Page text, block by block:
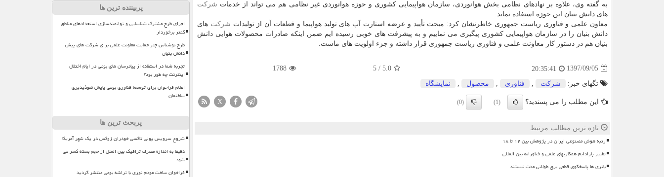
به گفته وی، علاوه بر نهادهای نظامی بخش هوانوردی، سازمان هواپیمایی كشوری و حوزه هوانوردی غیر نظامی هم می تواند از خدمات شركت
های دانش بنیان این حوزه استفاده نماید.
معاون علمی و فناوری ریاست جمهوری خاطرنشان كرد: مبحث تأیید و عرضه استارت آپ های تولید هواپیما و قطعات آن از تولیدات شركت های
دانش بنیان را در سازمان هواپیمایی كشوری پیگیری می نماییم و به پیشرفت های خوبی رسیده ایم ضمن اینكه صادرات محصولات هوایی دانش
بنیان هم در دستور كار معاونت علمی و فناوری ریاست جمهوری قرار داشته و جزء اولویت های ماست.
1397/09/05
20:35:41
5.0
/
5
1788
تگهای خبر: شركت فناوری محصول نمایشگاه
این مطلب را می پسندید؟ (1)
(0)
X
تازه ترین مطالب مرتبط
رتبه هوش مصنوعی ایران در پژوهش بین ۱۲ تا ۱۸
تغییر پارادایم همکاریهای علمی و فناورانه بین المللی
باتری ها پاسخگوی قطعی برق طولانی مدت نیستند
پربیننده ترین ها
اجرای طرح مشترک شناسایی و توانمندسازی استعدادهای مناطق
کمتر برخوردار
طرح نوشناس چتر حمایت معاونت علمی برای شرکت های پیش
دانش بنیان
تجربه شما در استفاده از پیامرسان های بومی در ایام اختلال
اینترنت چه طور بود؟
اعلام فراخوان برای توسعه فناوری بومی پایش نفوذپذیری
ساختمان
پربحث ترین ها
شروع سرویس پولی تاکسی خودران زوکس در یک شهر آمریکا
دقیقا به اندازه مصرف ترافیک بین الملل از حجم بسته کسر می
شود
فراخوان ساخت مودم نوری با تراشه بومی منتشر گردید